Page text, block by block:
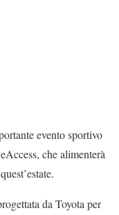
evento sportivo
che alimenterà
da Toyota per